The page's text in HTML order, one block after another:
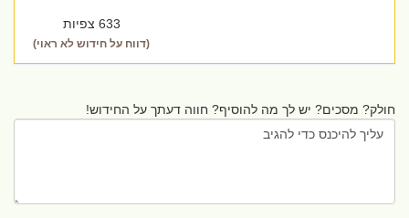
633 צפיות
(דווח על חידוש לא ראוי)
חולק? מסכים? יש לך מה להוסיף? חווה דעתך על החידוש!